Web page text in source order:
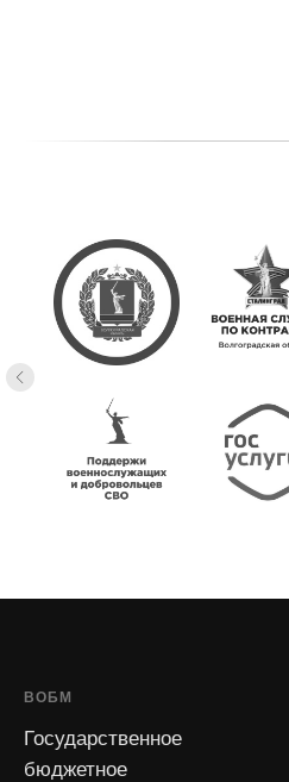
ВОБМ
Государственное
бюджетное